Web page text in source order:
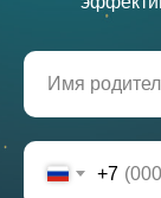
+7